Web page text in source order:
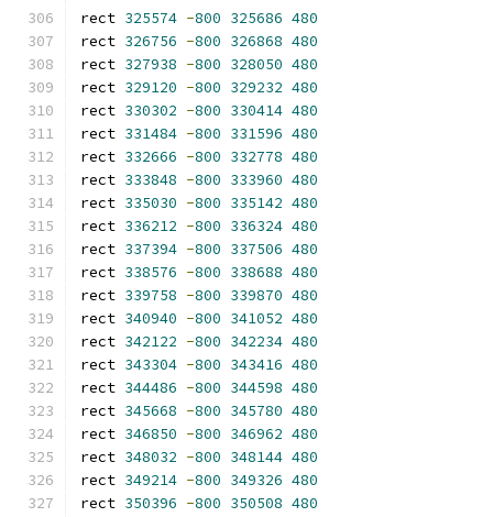
rect 325574 -800 325686 480
rect 326756 -800 326868 480
rect 327938 -800 328050 480
rect 329120 -800 329232 480
rect 330302 -800 330414 480
rect 331484 -800 331596 480
rect 332666 -800 332778 480
rect 333848 -800 333960 480
rect 335030 -800 335142 480
rect 336212 -800 336324 480
rect 337394 -800 337506 480
rect 338576 -800 338688 480
rect 339758 -800 339870 480
rect 340940 -800 341052 480
rect 342122 -800 342234 480
rect 343304 -800 343416 480
rect 344486 -800 344598 480
rect 345668 -800 345780 480
rect 346850 -800 346962 480
rect 348032 -800 348144 480
rect 349214 -800 349326 480
rect 350396 -800 350508 480